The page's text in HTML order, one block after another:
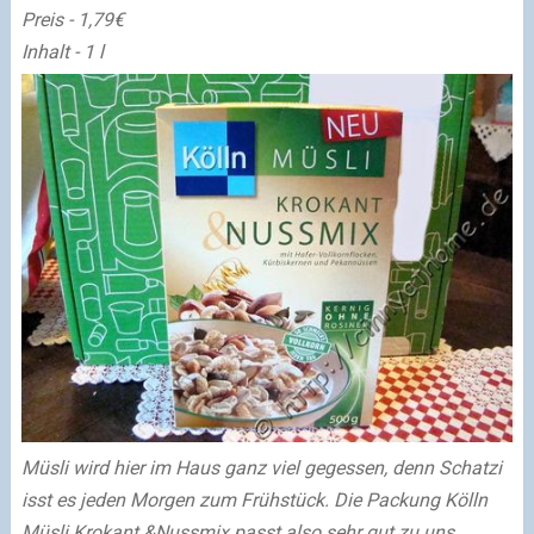
Preis - 1,79€
Inhalt - 1 l
Müsli wird hier im Haus ganz viel gegessen, denn Schatzi
isst es jeden Morgen zum Frühstück. Die Packung Kölln